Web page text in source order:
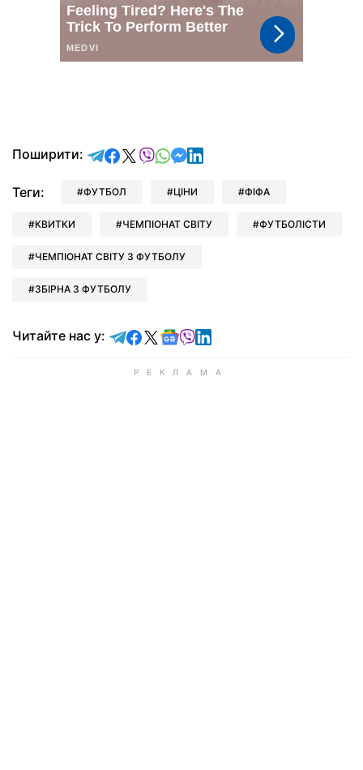
Поширити: відправити у Telegram
поділитись у Facebook
поділитись у X
відправити у Viber
відправити у Whatsapp
відправити у Messenger
відправити у LinkedIn
Теги: ФУТБОЛ ЦІНИ ФІФА
КВИТКИ ЧЕМПІОНАТ СВІТУ ФУТБОЛІСТИ
ЧЕМПІОНАТ СВІТУ З ФУТБОЛУ
ЗБІРНА З ФУТБОЛУ
Читайте нас у: Читайте у Telegram
Читайте у Facebook
Читайте у X
Читайте у Google news
Читайте у Viber
Читайте у LinkedIn